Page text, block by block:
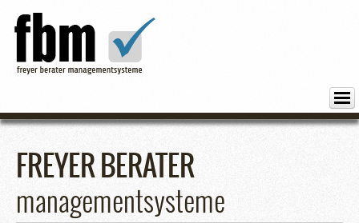
ÜBER FREYER BERATER
LEISTUNGEN
KONTAKT
FREYER BERATER
managementsysteme